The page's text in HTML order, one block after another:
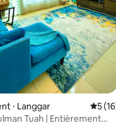
⋅ Langgar
5
Tuah | Entièrement